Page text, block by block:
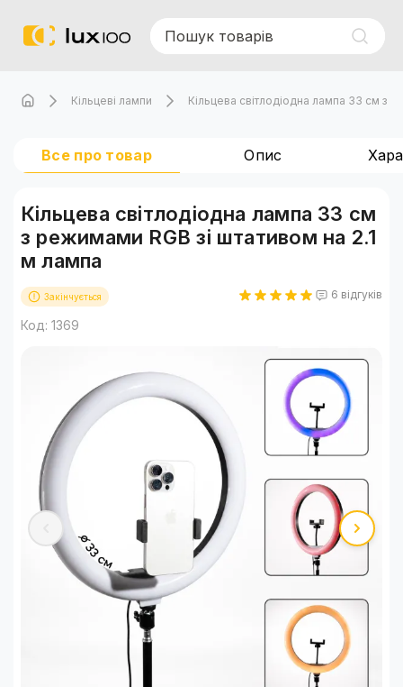
Кільцеві лампи Кільцева світлодіодна лампа 33 см з
Все про товар Опис
Кільцева світлодіодна лампа 33 см
з режимами RGB зі штативом на 2.1
м лампа
Закінчується 6 відгуків
Код: 1369